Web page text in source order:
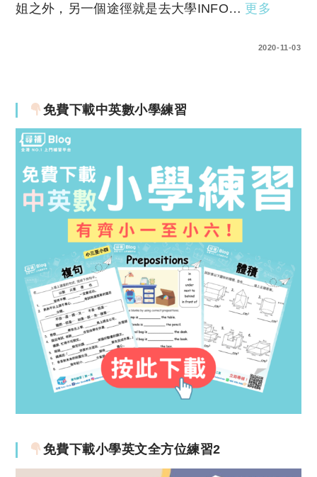
姐之外，另一個途徑就是去大學INFO… 更多
2020-11-03
免費下載中英數小學練習
免費下載小學英文全方位練習2